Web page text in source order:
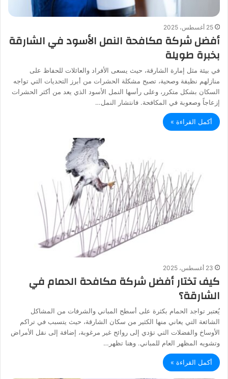
25 أغسطس، 2025
أفضل شركة مكافحة النمل الأسود في الشارقة
بخبرة طويلة
في بيئة مثل إمارة الشارقة، حيث يسعى الأفراد والعائلات للحفاظ على
منازلهم نظيفة وصحية، تصبح مشكلة الحشرات من أبرز التحديات التي تواجه
السكان بشكل متكرر، وعلى رأسها النمل الأسود الذي يعد من أكثر الحشرات
إزعاجاً وصعوبة في المكافحة. فانتشار النمل…
أكمل القراءة »
23 أغسطس، 2025
كيف تختار أفضل شركة مكافحة الحمام في
الشارقة؟
يُعتبر تواجد الحمام بكثرة على أسطح المباني والشرفات من المشاكل
الشائعة التي يعاني منها الكثير من سكان الشارقة، حيث يتسبب في تراكم
الأوساخ والفضلات التي تؤدي إلى روائح غير مرغوبة، إضافة إلى نقل الأمراض
وتشويه المظهر العام للمباني. وهنا تظهر…
أكمل القراءة »